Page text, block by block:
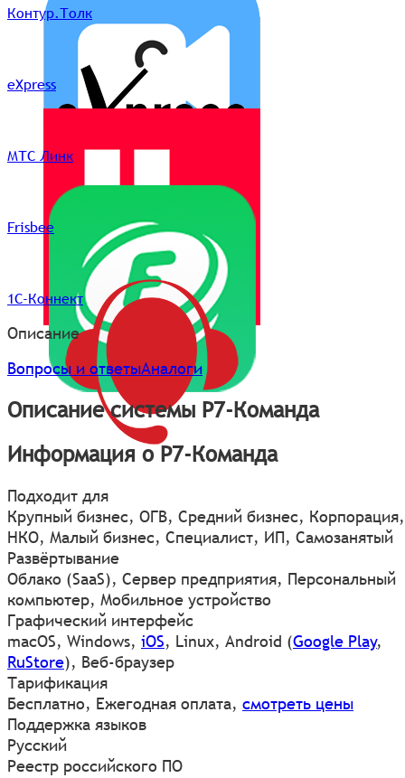
Контур.Толк
eXpress
МТС Линк
Frisbee
1С-Коннект
Описание
Вопросы и ответыАналоги
Описание системы Р7-Команда
Информация о Р7-Команда
Подходит для
Крупный бизнес, ОГВ, Средний бизнес, Корпорация,
НКО, Малый бизнес, Специалист, ИП, Самозанятый
Развёртывание
Облако (SaaS), Сервер предприятия, Персональный
компьютер, Мобильное устройство
Графический интерфейс
macOS, Windows, iOS, Linux, Android (Google Play,
RuStore), Веб-браузер
Тарификация
Бесплатно, Ежегодная оплата, смотреть цены
Поддержка языков
Русский
Реестр российского ПО